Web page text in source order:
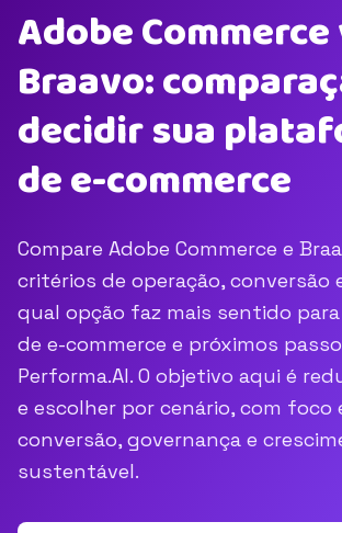
Adobe
Braavo:
decidir sua
de e-commerce
Compare Adobe Commerce e
critérios de operação, conversão
qual opção faz mais sentido
de e-commerce e próximos
Performa.AI. O objetivo aqui é
e escolher por cenário, com foco
conversão, governança e
sustentável.